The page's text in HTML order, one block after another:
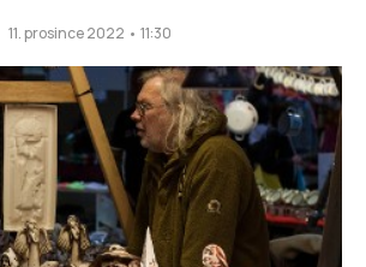
11. prosince 2022 • 11:30